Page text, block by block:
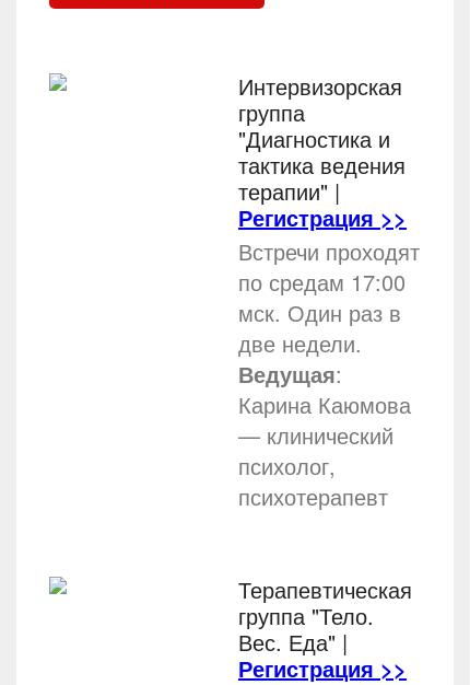
Интервизорская
группа
"Диагностика и
тактика ведения
терапии" |
Регистрация >>
Встречи проходят
по средам 17:00
мск. Один раз в
две недели.
Ведущая:
Карина Каюмова
— клинический
психолог,
психотерапевт
Терапевтическая
группа "Тело.
Вес. Еда" |
Регистрация >>